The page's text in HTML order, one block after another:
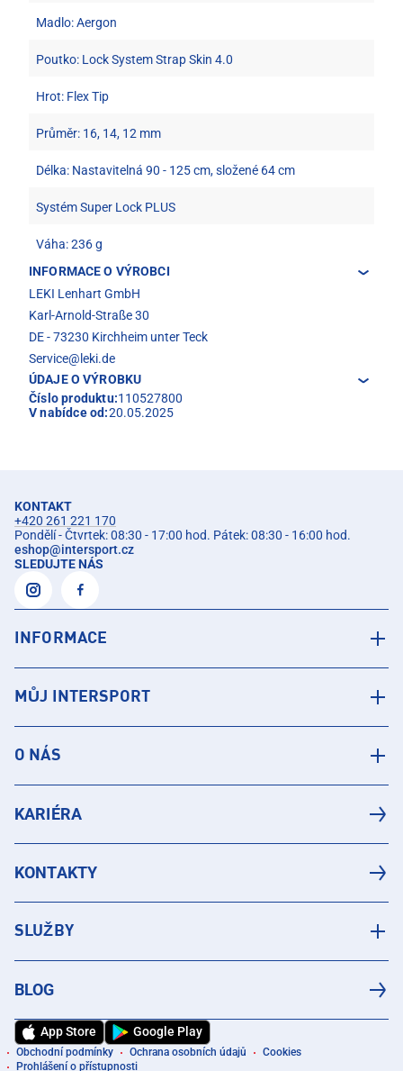
Madlo: Aergon
Poutko: Lock System Strap Skin 4.0
Hrot: Flex Tip
Průměr: 16, 14, 12 mm
Délka: Nastavitelná 90 - 125 cm, složené 64 cm
Systém Super Lock PLUS
Váha: 236 g
INFORMACE O VÝROBCI
LEKI Lenhart GmbH
Karl-Arnold-Straße 30
DE - 73230 Kirchheim unter Teck
Service@leki.de
ÚDAJE O VÝROBKU
Číslo produktu:110527800
V nabídce od:20.05.2025
KONTAKT
+420 261 221 170
Pondělí - Čtvrtek: 08:30 - 17:00 hod. Pátek: 08:30 - 16:00 hod.
eshop@intersport.cz
SLEDUJTE NÁS
INFORMACE
MŮJ INTERSPORT
O NÁS
KARIÉRA
KONTAKTY
SLUŽBY
BLOG
App Store Google Play
Obchodní podmínky Ochrana osobních údajů
Cookies
Prohlášení o přístupnosti